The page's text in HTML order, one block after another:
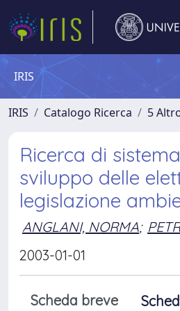
IRIS
IRIS Catalogo Ricerca 5
Ricerca di
sviluppo delle
legislazione
ANGLANI, NORMA;
2003-01-01
Scheda breve